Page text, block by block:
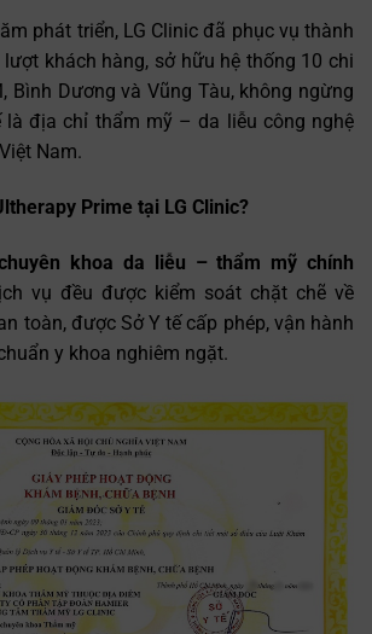
phát triển, LG Clinic đã phục vụ thành
khách hàng, sở hữu hệ thống 10 chi
Bình Dương và Vũng Tàu, không ngừng
là địa chỉ thẩm mỹ – da liễu công nghệ
Nam.
Prime tại LG Clinic?
khoa da liễu – thẩm mỹ chính
vụ đều được kiểm soát chặt chẽ về
toàn, được Sở Y tế cấp phép, vận hành
y khoa nghiêm ngặt.